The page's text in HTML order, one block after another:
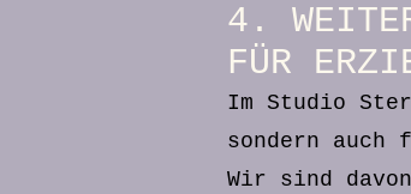
4.
FÜR
Im Studio
sondern auch
Wir sind